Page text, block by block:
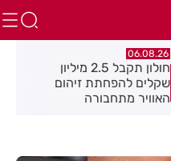
06.08.26
חולון תקבל 2.5 מיליון
שקלים להפחתת זיהום
האוויר מתחבורה